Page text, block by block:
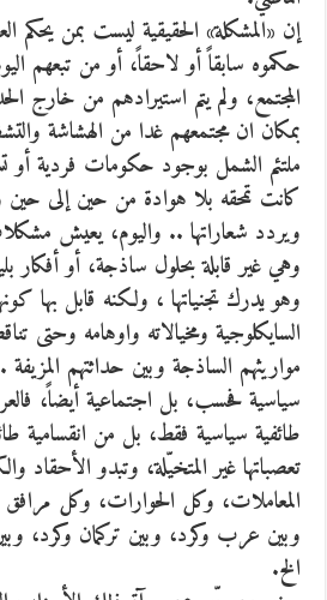
إن «المشكلة» الحقيقية ليست بمن يحكم
حكموه سابقاً أو لاحقاً، أو من تبعهم
المجتمع، ولم يتم استيرادهم من خارج
بمكان ان مجتمعهم غدا من الهشاشة
ملتئم الشمل بوجود حكومات فردية أو
كانت تمحقه بلا هوادة من حين إلى حين
ويردد شعاراتها .. واليوم، يعيش
وهي غير قابلة بحلول ساذجة، أو أفكار
وهو يدرك تجنياتها ، ولكنه قابل بها
السايكلوجية ومخيالاته واوهامه وحتى
مواريثهم الساذجة وبين حداثتهم
سياسية فحسب، بل اجتماعية أيضاً،
طائفية سياسية فقط، بل من انقسامية
تعصباتها غير المتخيّلة، وتبدو الأحقاد
المعاملات، وكل الحوارات، وكل مرافق
وبين عرب وكرد، وبين تركمان وكرد،
الخ.